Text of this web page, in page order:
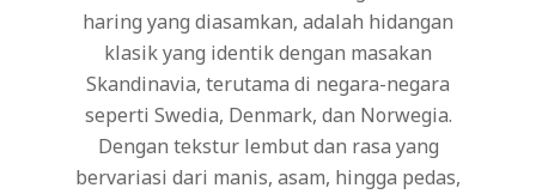
haring yang diasamkan, adalah hidangan
klasik yang identik dengan masakan
Skandinavia, terutama di negara-negara
seperti Swedia, Denmark, dan Norwegia.
Dengan tekstur lembut dan rasa yang
bervariasi dari manis, asam, hingga pedas,